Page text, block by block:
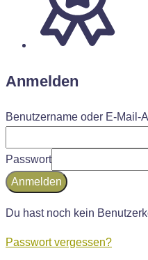
Anmelden
Benutzername oder E-Mail-
Passwort
Anmelden
Du hast noch kein
Passwort vergessen?